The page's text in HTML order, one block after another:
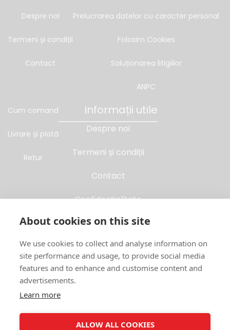
Despre noi
Termeni și condiții
Contact
Prelucrarea datelor cu caracter personal
Folosim Cookies
Soluționarea litigiilor
ANPC
Cum comand
Livrare și plată
Retur
Informații utile
Despre noi
Termeni și condiții
Contact
Confidențialitate
Folosim Cookies
Soluționarea litigiilor
ANPC
About cookies on this site
We use cookies to collect and analyse information on
site performance and usage, to provide social media
features and to enhance and customise content and
advertisements.
Learn more
ALLOW ALL COOKIES